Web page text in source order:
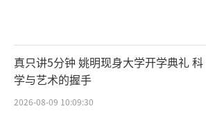
真只讲5分钟 姚明现身大学开学典礼 科
学与艺术的握手
2026-08-09 10:09:30